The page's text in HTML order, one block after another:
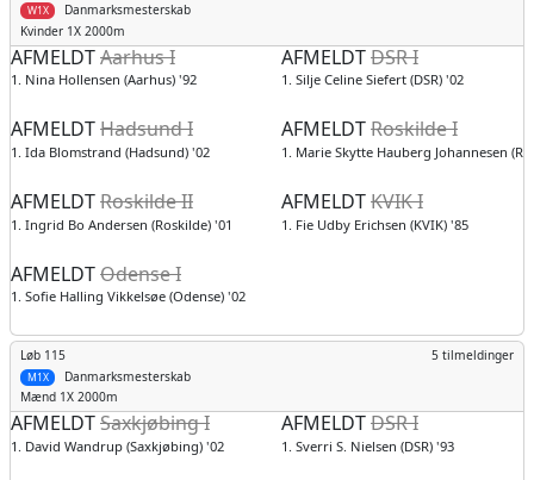
Danmarksmesterskab
W1X
Kvinder 1X 2000m
AFMELDTAarhus I
1. Nina Hollensen (Aarhus) '92
AFMELDTDSR I
1. Silje Celine Siefert (DSR) '02
AFMELDTHadsund I
1. Ida Blomstrand (Hadsund) '02
AFMELDTRoskilde I
1. Marie Skytte Hauberg Johannesen
AFMELDTRoskilde II
1. Ingrid Bo Andersen (Roskilde) '01
AFMELDTKVIK I
1. Fie Udby Erichsen (KVIK) '85
AFMELDTOdense I
1. Sofie Halling Vikkelsøe (Odense) '02
Løb 115
Danmarksmesterskab
5 tilmeldinger
M1X
Mænd 1X 2000m
AFMELDTSaxkjøbing I
1. David Wandrup (Saxkjøbing) '02
AFMELDTDSR I
1. Sverri S. Nielsen (DSR) '93